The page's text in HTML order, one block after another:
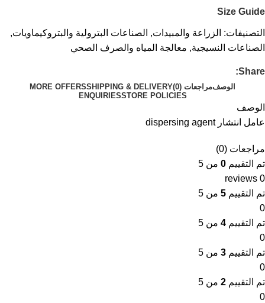
Size Guide
التصنيفات: الزراعة والمبيدات, الصناعات البترولية والبتروكيماويات,
الصناعات النسيجية, معالجة المياه والصرف الصحي
Share:
الوصفمراجعات (0) SHIPPING & DELIVERY
MORE OFFERS
STORE POLICIES
ENQUIRIES
الوصف
عامل انتشار dispersing agent
مراجعات (0)
تم التقييم 0 من 5
0 reviews
تم التقييم 5 من 5
0
تم التقييم 4 من 5
0
تم التقييم 3 من 5
0
تم التقييم 2 من 5
0